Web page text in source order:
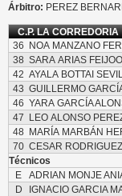
Árbitro: PEREZ
C.P. LA CORREDORIA
36
NOA MANZANO
38 SARA ARIAS FEIJOO
42 AYALA BOTTAI
43 GUILLERMO
46 YARA GARCÍA
47
LEO ALONSO
48
MARÍA MARBÁN
70 CESAR
Técnicos
E
ADRIAN MONJE
D
IGNACIO GARCIA